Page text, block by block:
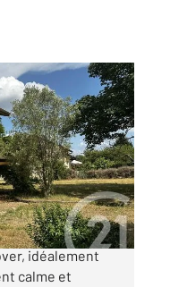
cette
idéalement
calme et